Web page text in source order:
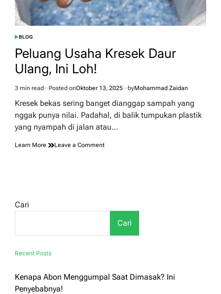
POSTED
BLOG
Peluang Usaha Kresek Daur
Ulang, Ini Loh!
Estimated
read
3 min read Posted onOktober 13, 2025 byMohammad Zaidan
Kresek bekas sering banget dianggap sampah yang
nggak punya nilai. Padahal, di balik tumpukan plastik
yang nyampah di jalan atau…
Learn More Leave a Commenton
Cari
Cari
Recent Posts
Kenapa Abon Menggumpal Saat Dimasak? Ini
Penyebabnya!